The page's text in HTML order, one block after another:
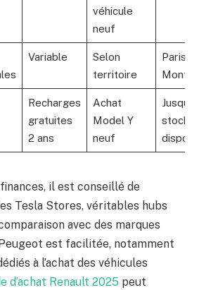
véhicule
neuf
Variable
Selon
territoire
Paris,
Recharges
gratuites
2 ans
Achat
Model Y
neuf
stock
il est conseillé de
Tesla Stores, véritables hubs
avec des marques
est facilitée, notamment
à l’achat des véhicules
d’achat Renault 2025 peut